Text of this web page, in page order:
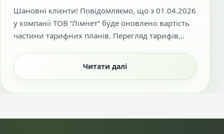
Шановні клієнти! Повідомляємо, що з 01.04.2026
у компанії ТОВ “Лімнет” буде оновлено вартість
частини тарифних планів. Перегляд тарифів...
Читати далі